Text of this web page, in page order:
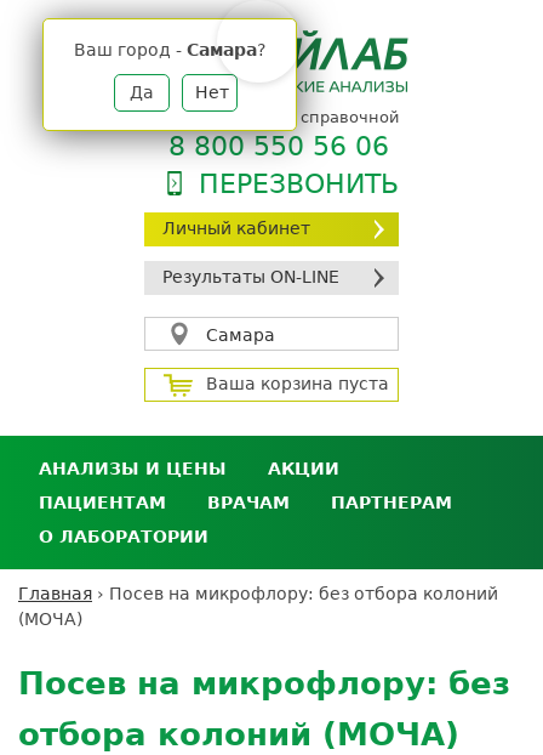
Личный кабинет
Результаты ON-LINE
Самара
Ваш город - Самара?
Да Нет
Ваша корзина пуста
телефон единой справочной
8 800 550 56 06
ПЕРЕЗВОНИТЬ
АНАЛИЗЫ И ЦЕНЫ
Анализы и цены
Где сдать анализы
Выезд на дом
Подготовка к анализам
Расшифровка анализов
АКЦИИ
ПАЦИЕНТАМ
Личный кабинет пациента
Дисконтная программа
ДМС
Усиление профилактических мер для
безопасности пациентов
ВРАЧАМ
Сотрудничество
ПАРТНЕРАМ
кабинет
партнёра
Экскурсия в
лабораторию
О ЛАБОРАТОРИИ
Контроль качества
Документы
Вы
Главная › Посев на микрофлору: без отбора колоний
(МОЧА)
to
top
Посев на микрофлору: без
отбора колоний (МОЧА)